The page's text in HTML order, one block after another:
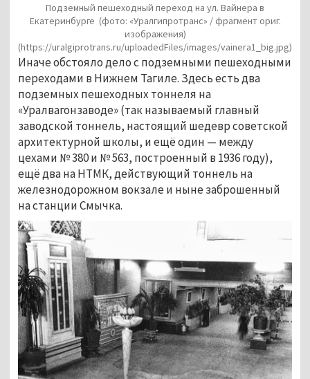
Подземный пешеходный переход на ул. Вайнера в
Екатеринбурге (фото: «Уралгипротранс» / фрагмент ориг.
изображения)
(https://uralgiprotrans.ru/uploadedFiles/images/vainera1_big.jpg)
Иначе обстояло дело с подземными пешеходными
переходами в Нижнем Тагиле. Здесь есть два
подземных пешеходных тоннеля на
«Уралвагонзаводе» (так называемый главный
заводской тоннель, настоящий шедевр советской
архитектурной школы, и ещё один — между
цехами № 380 и № 563, построенный в 1936 году),
ещё два на НТМК, действующий тоннель на
железнодорожном вокзале и ныне заброшенный
на станции Смычка.